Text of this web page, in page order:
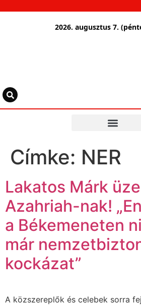
2026. augusztus 7.
Címke: NER
Lakatos Márk
Azahriah-nak!
a Békemeneten
már
kockázat”
A közszereplők és celebek sorra